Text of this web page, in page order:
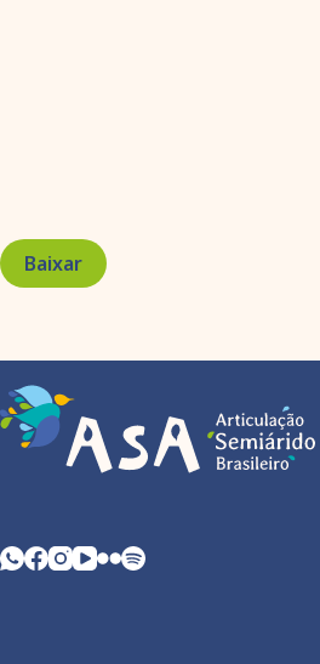
Baixar